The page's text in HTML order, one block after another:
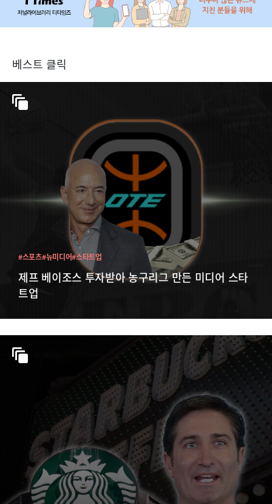
베스트 클릭
제프 베이조스 투자받아 농구리그 만든 미디어 스타
트업
#스포츠#뉴미디어#스타트업